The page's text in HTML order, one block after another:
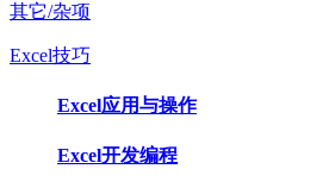
其它/杂项
Excel技巧
Excel应用与操作
Excel开发编程